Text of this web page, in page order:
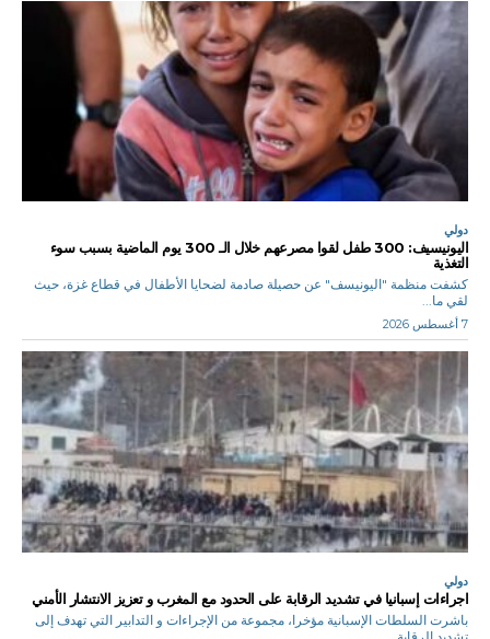
دولي
اليونيسيف: 300 طفل لقوا مصرعهم خلال الـ 300 يوم الماضية بسبب سوء
التغذية
كشفت منظمة "اليونيسف" عن حصيلة صادمة لضحايا الأطفال في قطاع غزة، حيث
لقي ما...
7 أغسطس 2026
دولي
اجراءات إسبانيا في تشديد الرقابة على الحدود مع المغرب و تعزيز الانتشار الأمني
باشرت السلطات الإسبانية مؤخرا، مجموعة من الإجراءات و التدابير التي تهدف إلى